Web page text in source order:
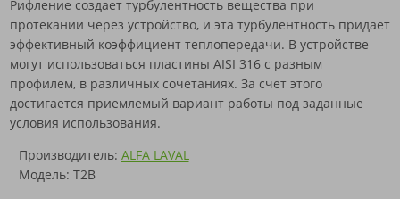
Рифление создает турбулентность вещества при
протекании через устройство, и эта турбулентность придает
эффективный коэффициент теплопередачи. В устройстве
могут использоваться пластины AISI 316 с разным
профилем, в различных сочетаниях. За счет этого
достигается приемлемый вариант работы под заданные
условия использования.
Производитель: ALFA LAVAL
Модель: T2B